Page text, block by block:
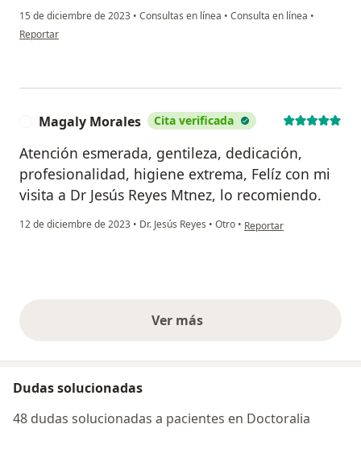
15 de diciembre de 2023 • Consultas en línea • Consulta en línea •
en opinión del usuario Carlos Marmolejo
Reportar
Magaly Morales Cita verificada
Atención esmerada, gentileza, dedicación,
profesionalidad, higiene extrema, Felíz con mi
visita a Dr Jesús Reyes Mtnez, lo recomiendo.
12 de diciembre de 2023 • Dr. Jesús Reyes • Otro • en opinión del usuario
Reportar
Ver másopiniones anteriores
Dudas solucionadas
48 dudas solucionadas a pacientes en Doctoralia